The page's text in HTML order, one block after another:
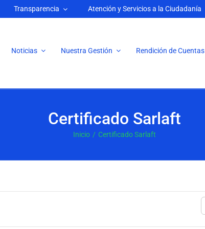
Transparencia Atención y Servicios a la Ciudadanía
Noticias Nuestra Gestión Rendición de Cuentas
Certificado Sarlaft
Inicio Certificado Sarlaft